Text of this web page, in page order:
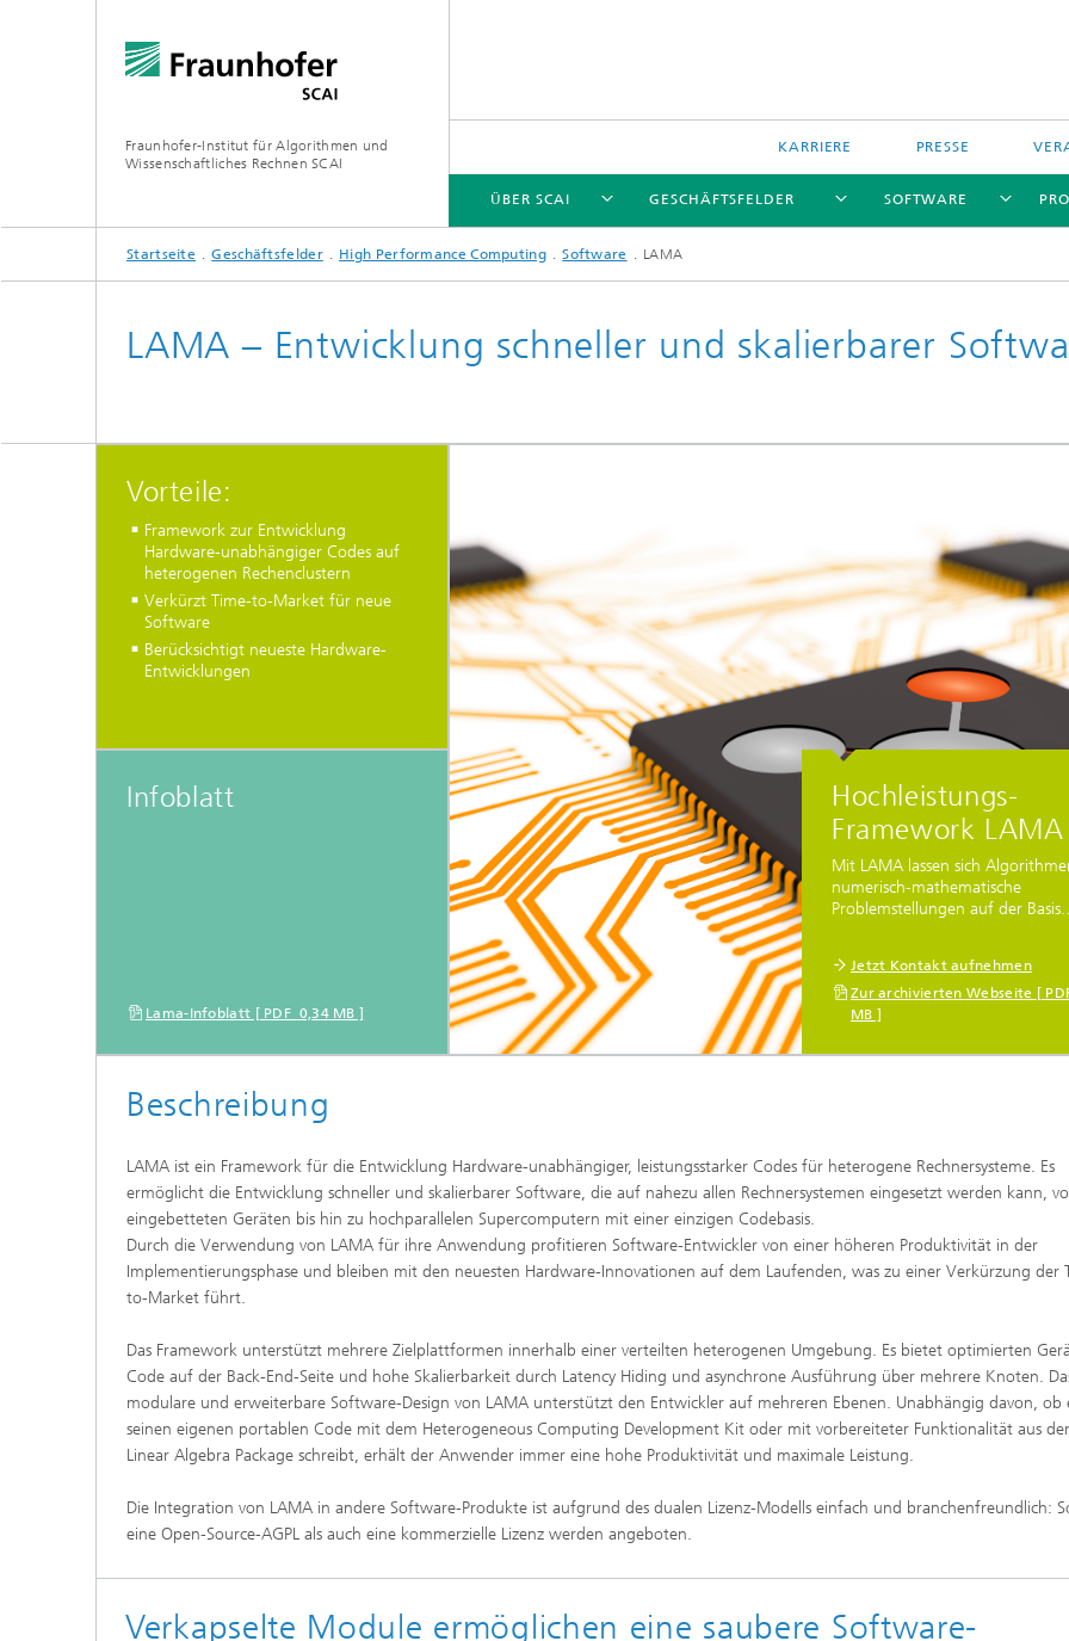
Fraunhofer-Institut für Algorithmen und
Wissenschaftliches Rechnen SCAI
KARRIERE PRESSE
ÜBER SCAI
ÜBER SCAI
GESCHÄFTSFELDER
GESCHÄFTSFELDER
Forschungsthemen
Software
Gekoppelte Simulationen mit
Partikeln
SOFTWARE
SOFTWARE
PUBLIKATIONEN / MEDIATHEK
Diplomarbeiten
Startseite Geschäftsfelder High Performance Computing Software LAMA
LAMA – Entwicklung schneller und skalierbarer
Vorteile:
Framework zur Entwicklung
Hardware-unabhängiger Codes auf
heterogenen Rechenclustern
Verkürzt Time-to-Market für neue
Software
Berücksichtigt neueste Hardware-
Entwicklungen
Hochleistungs-
Framework LAMA
Mit LAMA lassen sich
numerisch-mathematische
Problemstellungen auf der
Jetzt Kontakt aufnehmen
Zur archivierten Webseite [
MB ]
Infoblatt
Lama-Infoblatt [ PDF 0,34 MB ]
Beschreibung
LAMA ist ein Framework für die Entwicklung Hardware-unabhängiger, leistungsstarker Codes für heterogene Rechnersysteme. Es
ermöglicht die Entwicklung schneller und skalierbarer Software, die auf nahezu allen Rechnersystemen eingesetzt werden kann,
eingebetteten Geräten bis hin zu hochparallelen Supercomputern mit einer einzigen Codebasis.
Durch die Verwendung von LAMA für ihre Anwendung profitieren Software-Entwickler von einer höheren Produktivität in der
Implementierungsphase und bleiben mit den neuesten Hardware-Innovationen auf dem Laufenden, was zu einer Verkürzung der
to-Market führt.
Das Framework unterstützt mehrere Zielplattformen innerhalb einer verteilten heterogenen Umgebung. Es bietet optimierten
Code auf der Back-End-Seite und hohe Skalierbarkeit durch Latency Hiding und asynchrone Ausführung über mehrere Knoten.
modulare und erweiterbare Software-Design von LAMA unterstützt den Entwickler auf mehreren Ebenen. Unabhängig davon, ob
seinen eigenen portablen Code mit dem Heterogeneous Computing Development Kit oder mit vorbereiteter Funktionalität aus
Linear Algebra Package schreibt, erhält der Anwender immer eine hohe Produktivität und maximale Leistung.
Die Integration von LAMA in andere Software-Produkte ist aufgrund des dualen Lizenz-Modells einfach und branchenfreundlich:
eine Open-Source-AGPL als auch eine kommerzielle Lizenz werden angeboten.
Verkapselte Module ermöglichen eine saubere Software-